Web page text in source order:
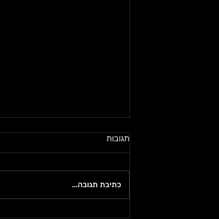
גם מנהל צריך מנהל
יצא לי לאחרונה לשוחח עם חבר
מהעבודה ושהוא לא מצליח להרגיש
אם הוא עושה עבודה טובה או לא.
תגובות
כתיבת תגובה...